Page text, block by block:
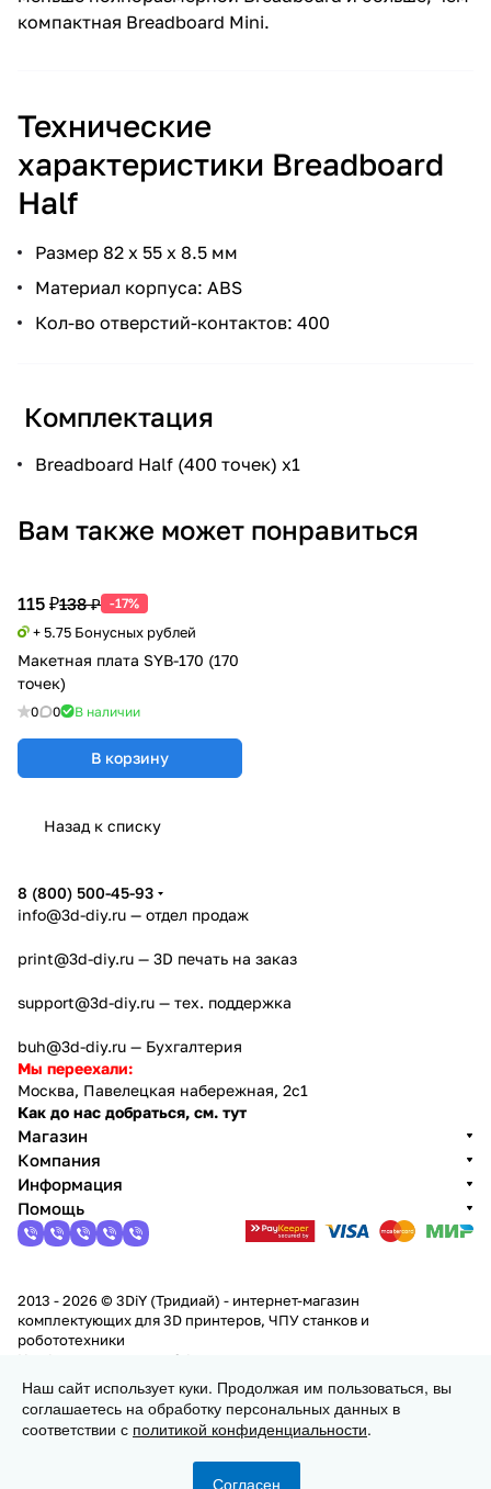
компактная Breadboard Mini.
Технические
характеристики Breadboard
Half
Размер 82 x 55 x 8.5 мм
Материал корпуса: ABS
Кол-во отверстий-контактов: 400
Комплектация
Breadboard Half (400 точек) x1
Вам также может понравиться
115 ₽138 ₽ -17%
+ 5.75 Бонусных рублей
Макетная плата SYB-170 (170
точек)
0 0 В наличии
В корзину
Назад к списку
В корзину
8 (800) 500-45-93
info@3d-diy.ru — отдел продаж
print@3d-diy.ru — 3D печать на заказ
support@3d-diy.ru — тех. поддержка
buh@3d-diy.ru — Бухгалтерия
Мы переехали:
Москва, Павелецкая набережная, 2с1
Как до нас добраться, см. тут
Магазин
Компания
Информация
Помощь
2013 - 2026 © 3DiY (Тридиай) - интернет-магазин
комплектующих для 3D принтеров, ЧПУ станков и
робототехники
Оферта
Наш сайт использует куки. Продолжая им пользоваться, вы
соглашаетесь на обработку персональных данных в
соответствии с политикой конфиденциальности.
Согласен